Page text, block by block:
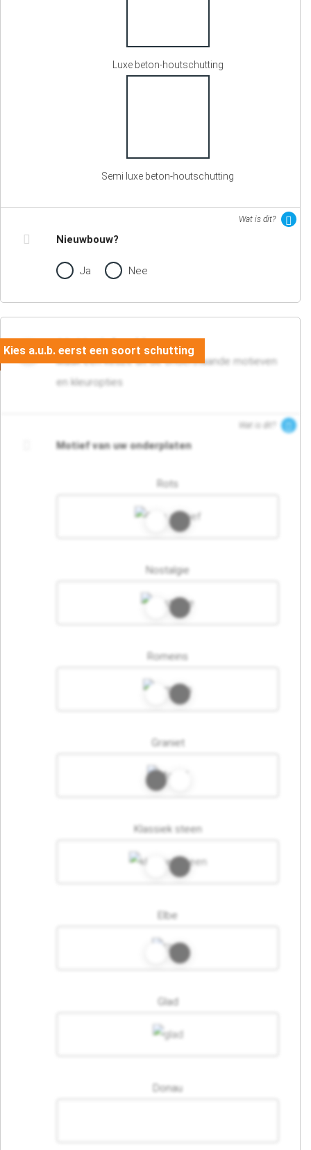
Luxe beton-houtschutting
Semi luxe beton-houtschutting
Wat is dit?
Nieuwbouw?
Ja Nee
02. Motief en kleur
Maak een keuze uit de onderstaande motieven
en kleuropties
Wat is dit?
Motief van uw onderplaten
Rots
Nostalgie
Romeins
Graniet
Klassiek steen
Elbe
Glad
Donau